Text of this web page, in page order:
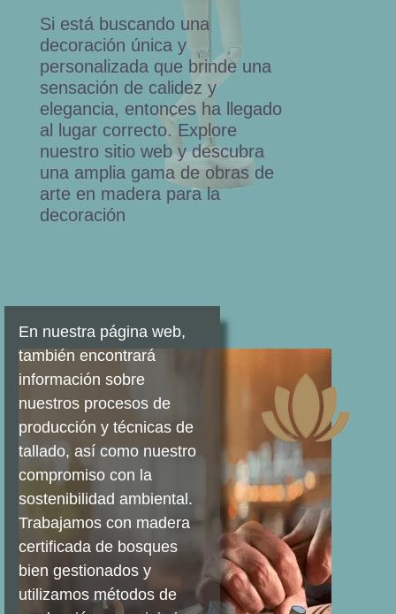
Si está buscando una
decoración única y
personalizada que brinde una
sensación de calidez y
elegancia, entonces ha llegado
al lugar correcto. Explore
nuestro sitio web y descubra
una amplia gama de obras de
arte en madera para la
decoración
En nuestra página web,
también encontrará
información sobre
nuestros procesos de
producción y técnicas de
tallado, así como nuestro
compromiso con la
sostenibilidad ambiental.
Trabajamos con madera
certificada de bosques
bien gestionados y
utilizamos métodos de